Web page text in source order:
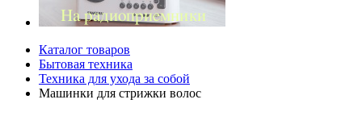
Каталог товаров
Бытовая техника
Техника для ухода за собой
Машинки для стрижки волос